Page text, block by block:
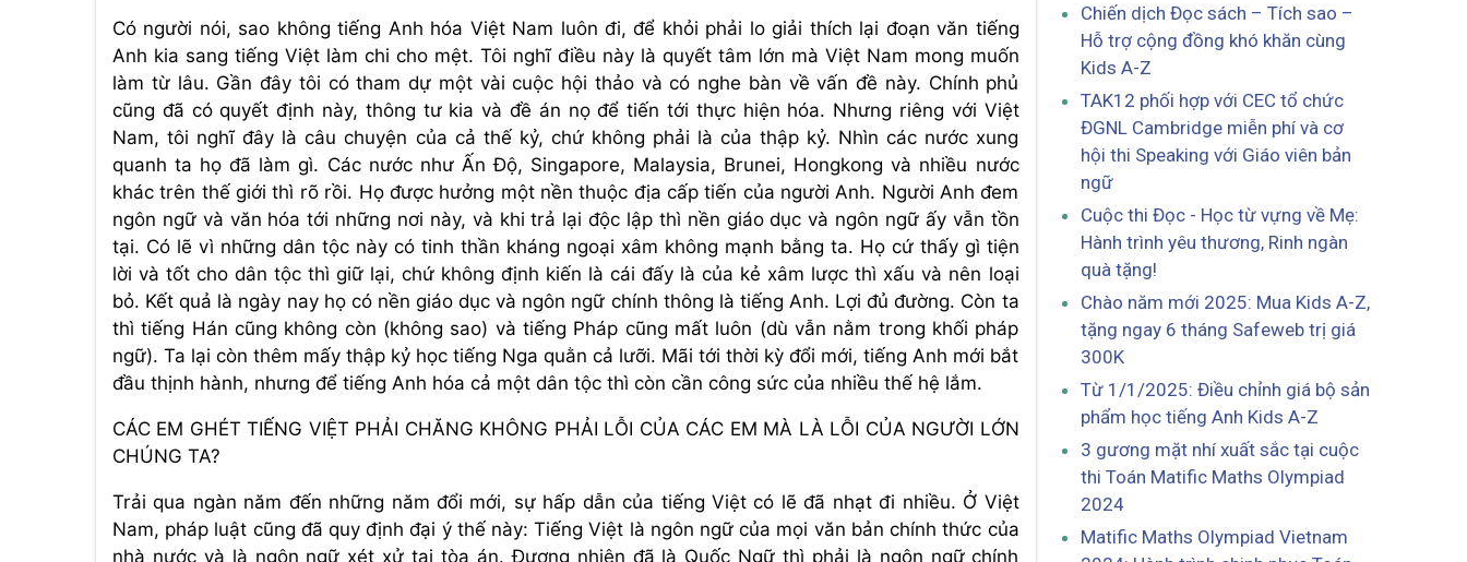
Có người nói, sao không tiếng Anh hóa Việt Nam luôn đi, để khỏi phải lo giải thích lại đoạn văn tiếng
Anh kia sang tiếng Việt làm chi cho mệt. Tôi nghĩ điều này là quyết tâm lớn mà Việt Nam mong muốn
làm từ lâu. Gần đây tôi có tham dự một vài cuộc hội thảo và có nghe bàn về vấn đề này. Chính phủ
cũng đã có quyết định này, thông tư kia và đề án nọ để tiến tới thực hiện hóa. Nhưng riêng với Việt
Nam, tôi nghĩ đây là câu chuyện của cả thế kỷ, chứ không phải là của thập kỷ. Nhìn các nước xung
quanh ta họ đã làm gì. Các nước như Ấn Độ, Singapore, Malaysia, Brunei, Hongkong và nhiều nước
khác trên thế giới thì rõ rồi. Họ được hưởng một nền thuộc địa cấp tiến của người Anh. Người Anh đem
ngôn ngữ và văn hóa tới những nơi này, và khi trả lại độc lập thì nền giáo dục và ngôn ngữ ấy vẫn tồn
tại. Có lẽ vì những dân tộc này có tinh thần kháng ngoại xâm không mạnh bằng ta. Họ cứ thấy gì tiện
lời và tốt cho dân tộc thì giữ lại, chứ không định kiến là cái đấy là của kẻ xâm lược thì xấu và nên loại
bỏ. Kết quả là ngày nay họ có nền giáo dục và ngôn ngữ chính thông là tiếng Anh. Lợi đủ đường. Còn ta
thì tiếng Hán cũng không còn (không sao) và tiếng Pháp cũng mất luôn (dù vẫn nằm trong khối pháp
ngữ). Ta lại còn thêm mấy thập kỷ học tiếng Nga quằn cả lưỡi. Mãi tới thời kỳ đổi mới, tiếng Anh mới bắt
đầu thịnh hành, nhưng để tiếng Anh hóa cả một dân tộc thì còn cần công sức của nhiều thế hệ lắm.
CÁC EM GHÉT TIẾNG VIỆT PHẢI CHĂNG KHÔNG PHẢI LỖI CỦA CÁC EM MÀ LÀ LỖI CỦA NGƯỜI LỚN
CHÚNG TA?
Trải qua ngàn năm đến những năm đổi mới, sự hấp dẫn của tiếng Việt có lẽ đã nhạt đi nhiều. Ở Việt
Nam, pháp luật cũng đã quy định đại ý thế này: Tiếng Việt là ngôn ngữ của mọi văn bản chính thức của
nhà nước và là ngôn ngữ xét xử tại tòa án. Đương nhiên đã là Quốc Ngữ thì phải là ngôn ngữ chính
Chiến dịch Đọc sách – Tích sao –
Hỗ trợ cộng đồng khó khăn cùng
Kids A-Z
TAK12 phối hợp với CEC tổ chức
ĐGNL Cambridge miễn phí và cơ
hội thi Speaking với Giáo viên bản
ngữ
Cuộc thi Đọc - Học từ vựng về Mẹ:
Hành trình yêu thương, Rinh ngàn
quà tặng!
Chào năm mới 2025: Mua Kids A-Z,
tặng ngay 6 tháng Safeweb trị giá
300K
Từ 1/1/2025: Điều chỉnh giá bộ sản
phẩm học tiếng Anh Kids A-Z
3 gương mặt nhí xuất sắc tại cuộc
thi Toán Matific Maths Olympiad
2024
Matific Maths Olympiad Vietnam